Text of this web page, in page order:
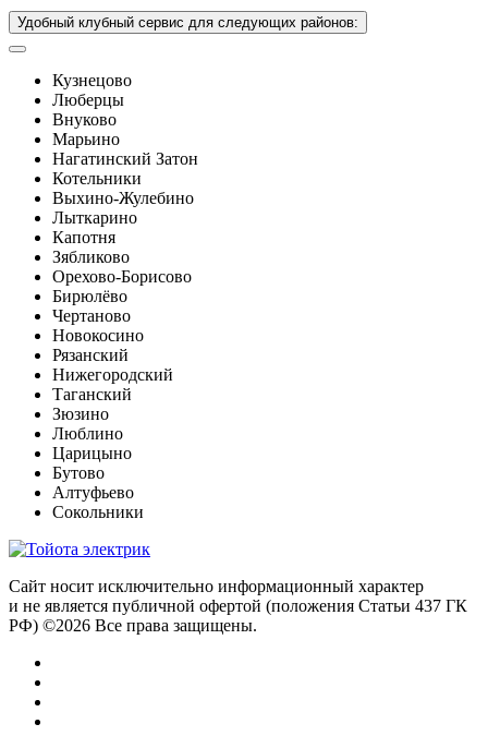
Удобный клубный сервис для следующих районов:
Кузнецово
Люберцы
Внуково
Марьино
Нагатинский Затон
Котельники
Выхино-Жулебино
Лыткарино
Капотня
Зябликово
Орехово-Борисово
Бирюлёво
Чертаново
Новокосино
Рязанский
Нижегородский
Таганский
Зюзино
Люблино
Царицыно
Бутово
Алтуфьево
Сокольники
Сайт носит исключительно информационный характер
и не является публичной офертой (положения Статьи 437 ГК
РФ) ©2026 Все права защищены.